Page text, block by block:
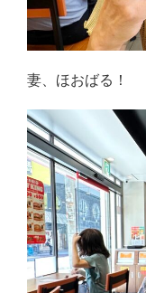
妻、ほおばる！